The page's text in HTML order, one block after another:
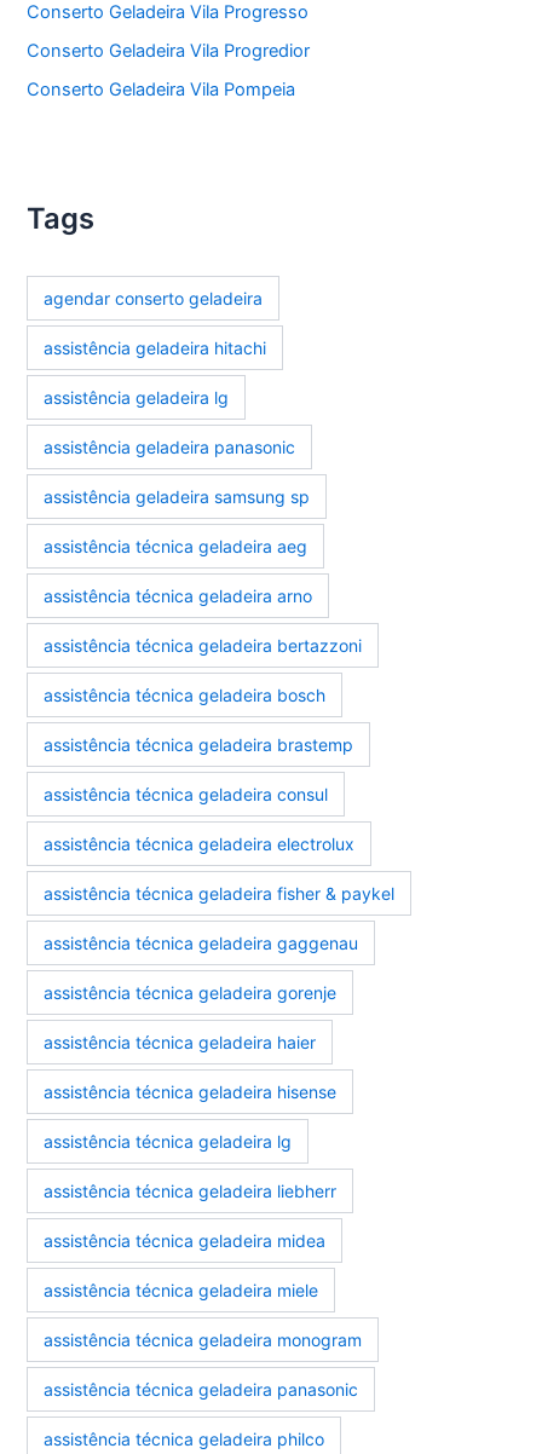
Conserto Geladeira Vila Progresso
Conserto Geladeira Vila Progredior
Conserto Geladeira Vila Pompeia
Tags
agendar conserto geladeira
assistência geladeira hitachi
assistência geladeira lg
assistência geladeira panasonic
assistência geladeira samsung sp
assistência técnica geladeira aeg
assistência técnica geladeira arno
assistência técnica geladeira bertazzoni
assistência técnica geladeira bosch
assistência técnica geladeira brastemp
assistência técnica geladeira consul
assistência técnica geladeira electrolux
assistência técnica geladeira fisher & paykel
assistência técnica geladeira gaggenau
assistência técnica geladeira gorenje
assistência técnica geladeira haier
assistência técnica geladeira hisense
assistência técnica geladeira lg
assistência técnica geladeira liebherr
assistência técnica geladeira midea
assistência técnica geladeira miele
assistência técnica geladeira monogram
assistência técnica geladeira panasonic
assistência técnica geladeira philco